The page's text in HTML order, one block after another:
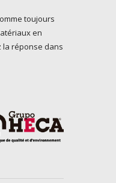
toujours
en
la réponse dans